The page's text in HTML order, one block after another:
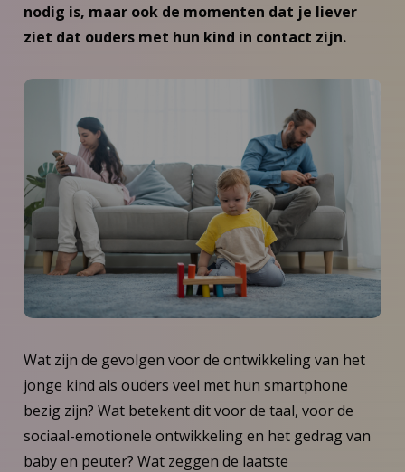
nodig is, maar ook de momenten dat je liever
ziet dat ouders met hun kind in contact zijn.
Wat zijn de gevolgen voor de ontwikkeling van het
jonge kind als ouders veel met hun smartphone
bezig zijn? Wat betekent dit voor de taal, voor de
sociaal-emotionele ontwikkeling en het gedrag van
baby en peuter? Wat zeggen de laatste